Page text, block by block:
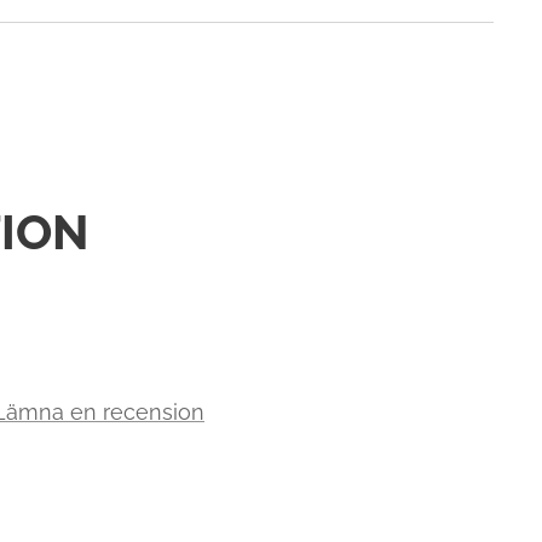
en recension